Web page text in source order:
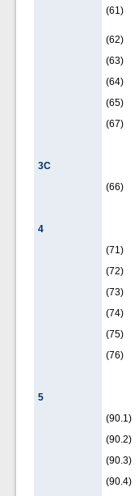
(61)
(62)
(63)
(64)
(65)
(67)
3C
(66)
4
(71)
(72)
(73)
(74)
(75)
(76)
5
(90.1)
(90.2)
(90.3)
(90.4)